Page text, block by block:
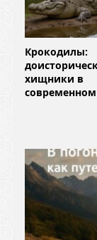
Крокодилы:
хищники в